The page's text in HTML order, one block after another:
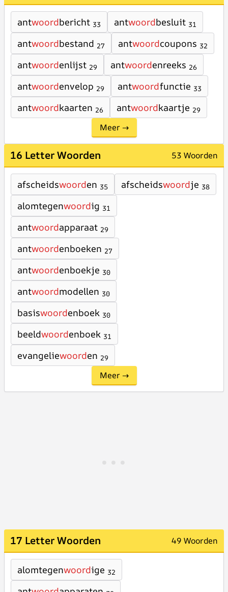
antwoordbericht 33 antwoordbesluit 31
antwoordbestand 27 antwoordcoupons 32
antwoordenlijst 29 antwoordenreeks 26
antwoordenvelop 29 antwoordfunctie 33
antwoordkaarten 26 antwoordkaartje 29
Meer →
16 Letter Woorden 53 Woorden
afscheidswoorden 35 afscheidswoordje 38
alomtegenwoordig 31
antwoordapparaat 29
antwoordenboeken 27
antwoordenboekje 30
antwoordmodellen 30
basiswoordenboek 30
beeldwoordenboek 31
evangeliewoorden 29
Meer →
17 Letter Woorden 49 Woorden
alomtegenwoordige 32